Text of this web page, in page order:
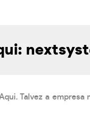
Talvez a